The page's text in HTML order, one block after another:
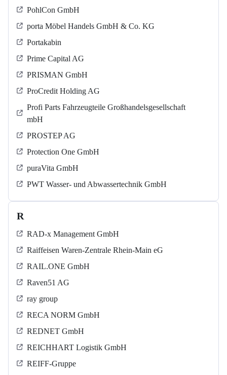
PohlCon GmbH
porta Möbel Handels GmbH & Co. KG
Portakabin
Prime Capital AG
PRISMAN GmbH
ProCredit Holding AG
Profi Parts Fahrzeugteile Großhandelsgesellschaft
mbH
PROSTEP AG
Protection One GmbH
puraVita GmbH
PWT Wasser- und Abwassertechnik GmbH
R
RAD-x Management GmbH
Raiffeisen Waren-Zentrale Rhein-Main eG
RAIL.ONE GmbH
Raven51 AG
ray group
RECA NORM GmbH
REDNET GmbH
REICHHART Logistik GmbH
REIFF-Gruppe